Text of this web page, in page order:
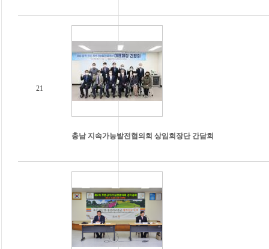
21
충남 지속가능발전협의회 상임회장단 간담회